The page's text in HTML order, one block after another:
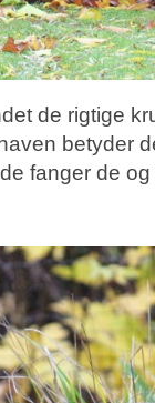
de rigtige
betyder
fanger de